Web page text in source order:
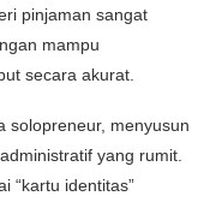
pinjaman sangat
mampu
secara akurat.
solopreneur, menyusun
yang rumit.
“kartu identitas”